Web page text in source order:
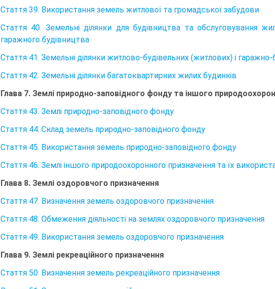
Стаття 39. Використання земель житлової та громадської забудови
Стаття 40. Земельні ділянки для будівництва та обслуговування
гаражного будівництва
Стаття 41. Земельні ділянки житлово-будівельних (житлових) і гаражно-
Стаття 42. Земельні ділянки багатоквартирних жилих будинків
Глава 7. Землі природно-заповідного фонду та іншого
Стаття 43. Землі природно-заповідного фонду
Стаття 44. Склад земель природно-заповідного фонду
Стаття 45. Використання земель природно-заповідного фонду
Стаття 46. Землі іншого природоохоронного призначення та їх
Глава 8. Землі оздоровчого призначення
Стаття 47. Визначення земель оздоровчого призначення
Стаття 48. Обмеження діяльності на землях оздоровчого призначення
Стаття 49. Використання земель оздоровчого призначення
Глава 9. Землі рекреаційного призначення
Стаття 50. Визначення земель рекреаційного призначення